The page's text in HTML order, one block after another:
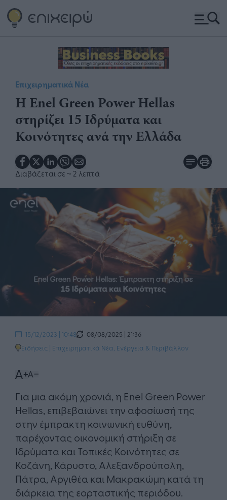
Επιχειρηματικά Νέα
H Enel Green Power Hellas
στηρίζει 15 Ιδρύματα και
Κοινότητες ανά την Ελλάδα
Διαβάζεται σε ~ 2 λεπτά
15/12/2023 | 10:48
08/08/2025 | 21:36
Ειδήσεις | Επιχειρηματικά Νέα Ενέργεια & Περιβάλλον
Για μια ακόμη χρονιά, η Enel Green Power
Hellas, επιβεβαιώνει την αφοσίωσή της
στην έμπρακτη κοινωνική ευθύνη,
παρέχοντας οικονομική στήριξη σε
Ιδρύματα και Τοπικές Κοινότητες σε
Κοζάνη, Κάρυστο, Αλεξανδρούπολη,
Πάτρα, Αργιθέα και Μακρακώμη κατά τη
διάρκεια της εορταστικής περιόδου.